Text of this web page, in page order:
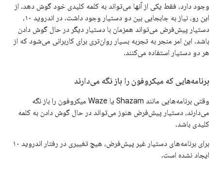
وجود دارد، فقط یکی از آنها می‌تواند به کلمه کلیدی خود گوش دهد. از
این رو، نیاز به جابجایی بین دو دستیار وجود داشت. در اندروید ۱۰،
دستیار پیش‌فرض می‌تواند همزمان با دستیار دیگر در حال گوش دادن
باشد. این امر منجر به تجربه بسیار روان‌تری برای کاربرانی می‌شود که از
هر دو دستیار استفاده می‌کنند.
برنامه‌هایی که میکروفون را باز نگه می‌دارند
وقتی برنامه‌هایی مانند Shazam یا Waze میکروفون را باز نگه
می‌دارند، دستیار پیش‌فرض هنوز می‌تواند در حال گوش دادن به کلمه
کلیدی باشد.
برای برنامه‌های دستیار غیر پیش‌فرض، هیچ تغییری در رفتار اندروید ۱۰
ایجاد نشده است.